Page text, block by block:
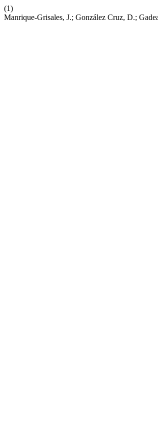
(1)
Manrique-Grisales, J.; González Cruz, D.;